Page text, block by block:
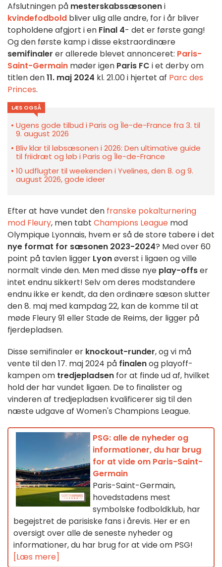
Afslutningen på mesterskabssæsoneni
kvindefodbold bliver ulig alle andre, for i år bliver
topholdene afgjort i en Final 4- det er første gang!
Og den første kamp i disse ekstraordinære
semifinaler er allerede blevet annonceret: Paris-
Saint-Germain møder igen Paris FC i et derby om
titlen den11. maj 2024 kl. 21.00 i hjertet af Parc des
Princes.
LÆS OGSÅ
Ugens gode tilbud i Paris og Île-de-France fra 3. til
9. august 2026
Bliv klar til løbsæsonen i 2026: Den ultimative guide
til friidræt og løb i Paris og Île-de-France
10 udflugter til weekenden i Yvelines, den 8. og 9.
august 2026, gode ideer
Efter at have vundet den franske pokalturnering
mod Fleury, men tabt Champions League mod
Olympique Lyonnais, hvem er så de store tabere i det
nye format for sæsonen 2023-2024? Med over 60
point på tavlen ligger Lyonøverst i ligaen og ville
normalt vinde den. Men med disse nye play-offser
intet endnu sikkert! Selv om deres modstandere
endnu ikke er kendt, da den ordinære sæson slutter
den 8. maj med kampdag 22, kan de komme til at
møde Fleury 91 eller Stade de Reims, der ligger på
fjerdepladsen.
Disse semifinaler er knockout-runder, og vi må
vente til den 17. maj 2024 på finalenog playoff-
kampen om tredjepladsen for at finde ud af, hvilket
hold der har vundet ligaen. De to finalister og
vinderen af tredjepladsen kvalificerer sig til den
næste udgave af Women's Champions League.
PSG: alle de nyheder og
informationer, du har brug
for at vide om Paris-Saint-
Germain
Paris-Saint-Germain,
hovedstadens mest
symbolske fodboldklub, har
begejstret de parisiske fans i årevis. Her er en
oversigt over alle de seneste nyheder og
informationer, du har brug for at vide om PSG!
[Læs mere]